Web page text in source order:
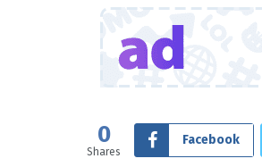
0
Shares
Facebook